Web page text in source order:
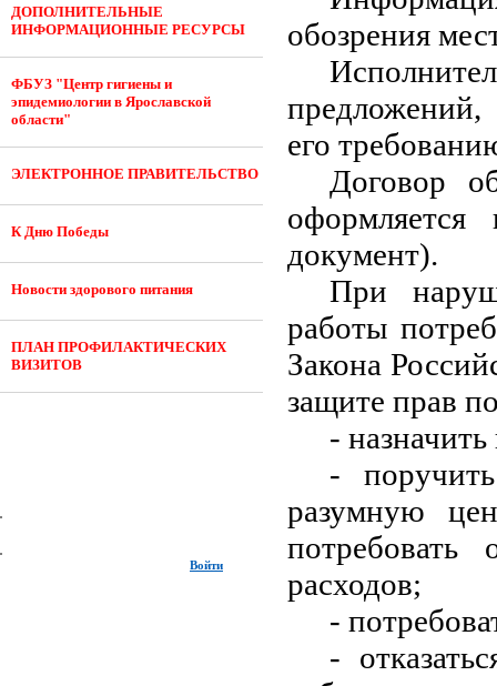
ДОПОЛНИТЕЛЬНЫЕ
ИНФОРМАЦИОННЫЕ РЕСУРСЫ
ФБУЗ "Центр гигиены и
эпидемиологии в Ярославской
области"
ЭЛЕКТРОННОЕ ПРАВИТЕЛЬСТВО
К Дню Победы
Новости здорового питания
ПЛАН ПРОФИЛАКТИЧЕСКИХ
ВИЗИТОВ
Войти
обозрения
предложений,
его
Договор
документ).
При
работы
Закона
защите прав
-
-
разумную
потребовать
расходов;
-
-